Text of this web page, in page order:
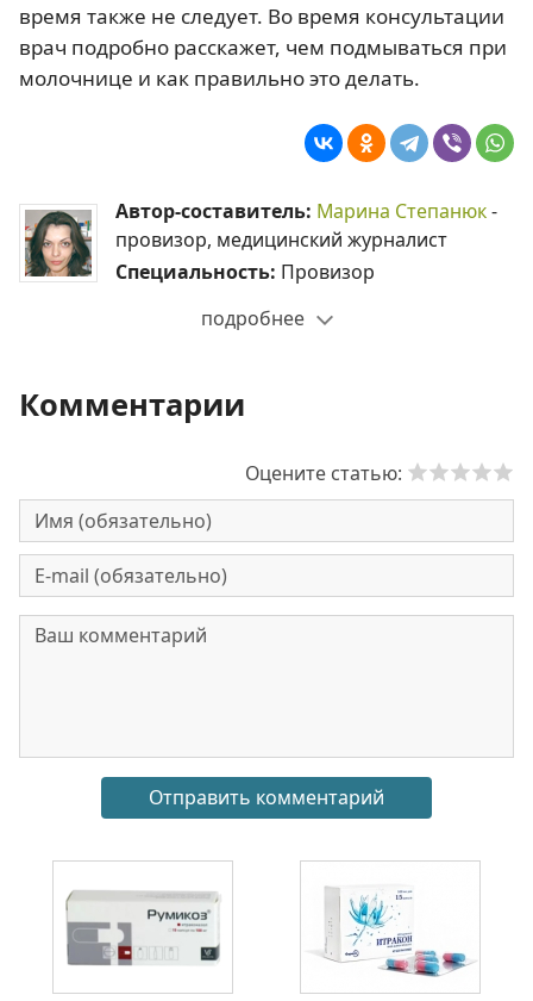
время также не следует. Во время консультации
врач подробно расскажет, чем подмываться при
молочнице и как правильно это делать.
Автор-составитель: Марина Степанюк-
провизор, медицинский журналист
Специальность: Провизор
подробнее
Комментарии
Оцените статью: